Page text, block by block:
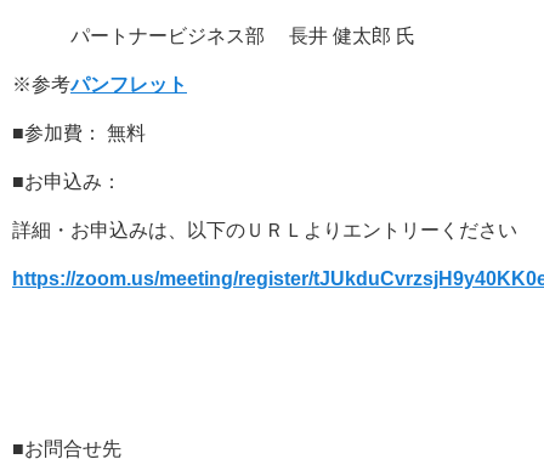
パートナービジネス部 長井 健太郎 氏
※参考パンフレット
■参加費： 無料
■お申込み：
詳細・お申込みは、以下のＵＲＬよりエントリーください
https://zoom.us/meeting/register/
■お問合せ先